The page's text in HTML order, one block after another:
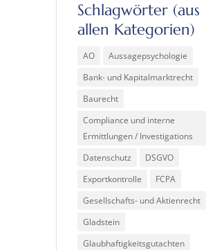
Schlagwörter (aus
allen Kategorien)
AO
Aussagepsychologie
Bank- und Kapitalmarktrecht
Baurecht
Compliance und interne
Ermittlungen / Investigations
Datenschutz
DSGVO
Exportkontrolle
FCPA
Gesellschafts- und Aktienrecht
Gladstein
Glaubhaftigkeitsgutachten